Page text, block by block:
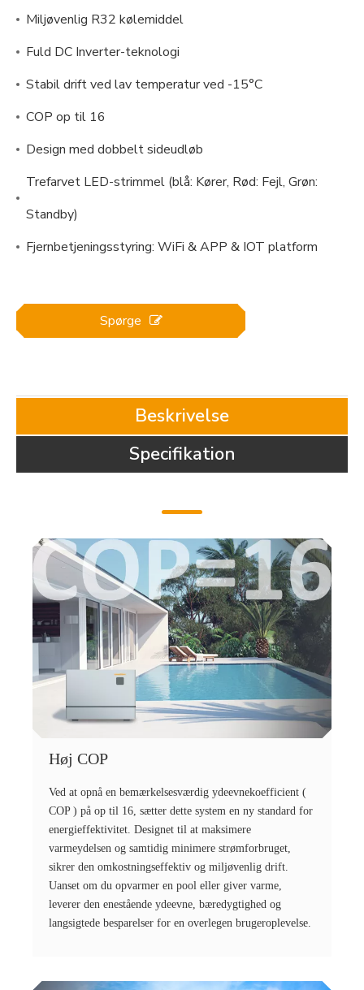
Miljøvenlig R32 kølemiddel
Fuld DC Inverter-teknologi
Stabil drift ved lav temperatur ved -15°C
COP op til 16
Design med dobbelt sideudløb
Trefarvet LED-strimmel (blå: Kører, Rød: Fejl, Grøn:
Standby)
Fjernbetjeningsstyring: WiFi & APP & IOT platform
Spørge
Beskrivelse
Specifikation
Høj COP
Ved at opnå en bemærkelsesværdig ydeevnekoefficient (
COP ) på op til 16, sætter dette system en ny standard for
energieffektivitet. Designet til at maksimere
varmeydelsen og samtidig minimere strømforbruget,
sikrer den omkostningseffektiv og miljøvenlig drift.
Uanset om du opvarmer en pool eller giver varme,
leverer den enestående ydeevne, bæredygtighed og
langsigtede besparelser for en overlegen brugeroplevelse.